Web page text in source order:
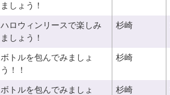
ましょう！
ハロウィンリースで楽しみ
ましょう！
杉崎
ボトルを包んでみましょ
う！！
杉崎
ボトルを包んでみましょ
杉崎